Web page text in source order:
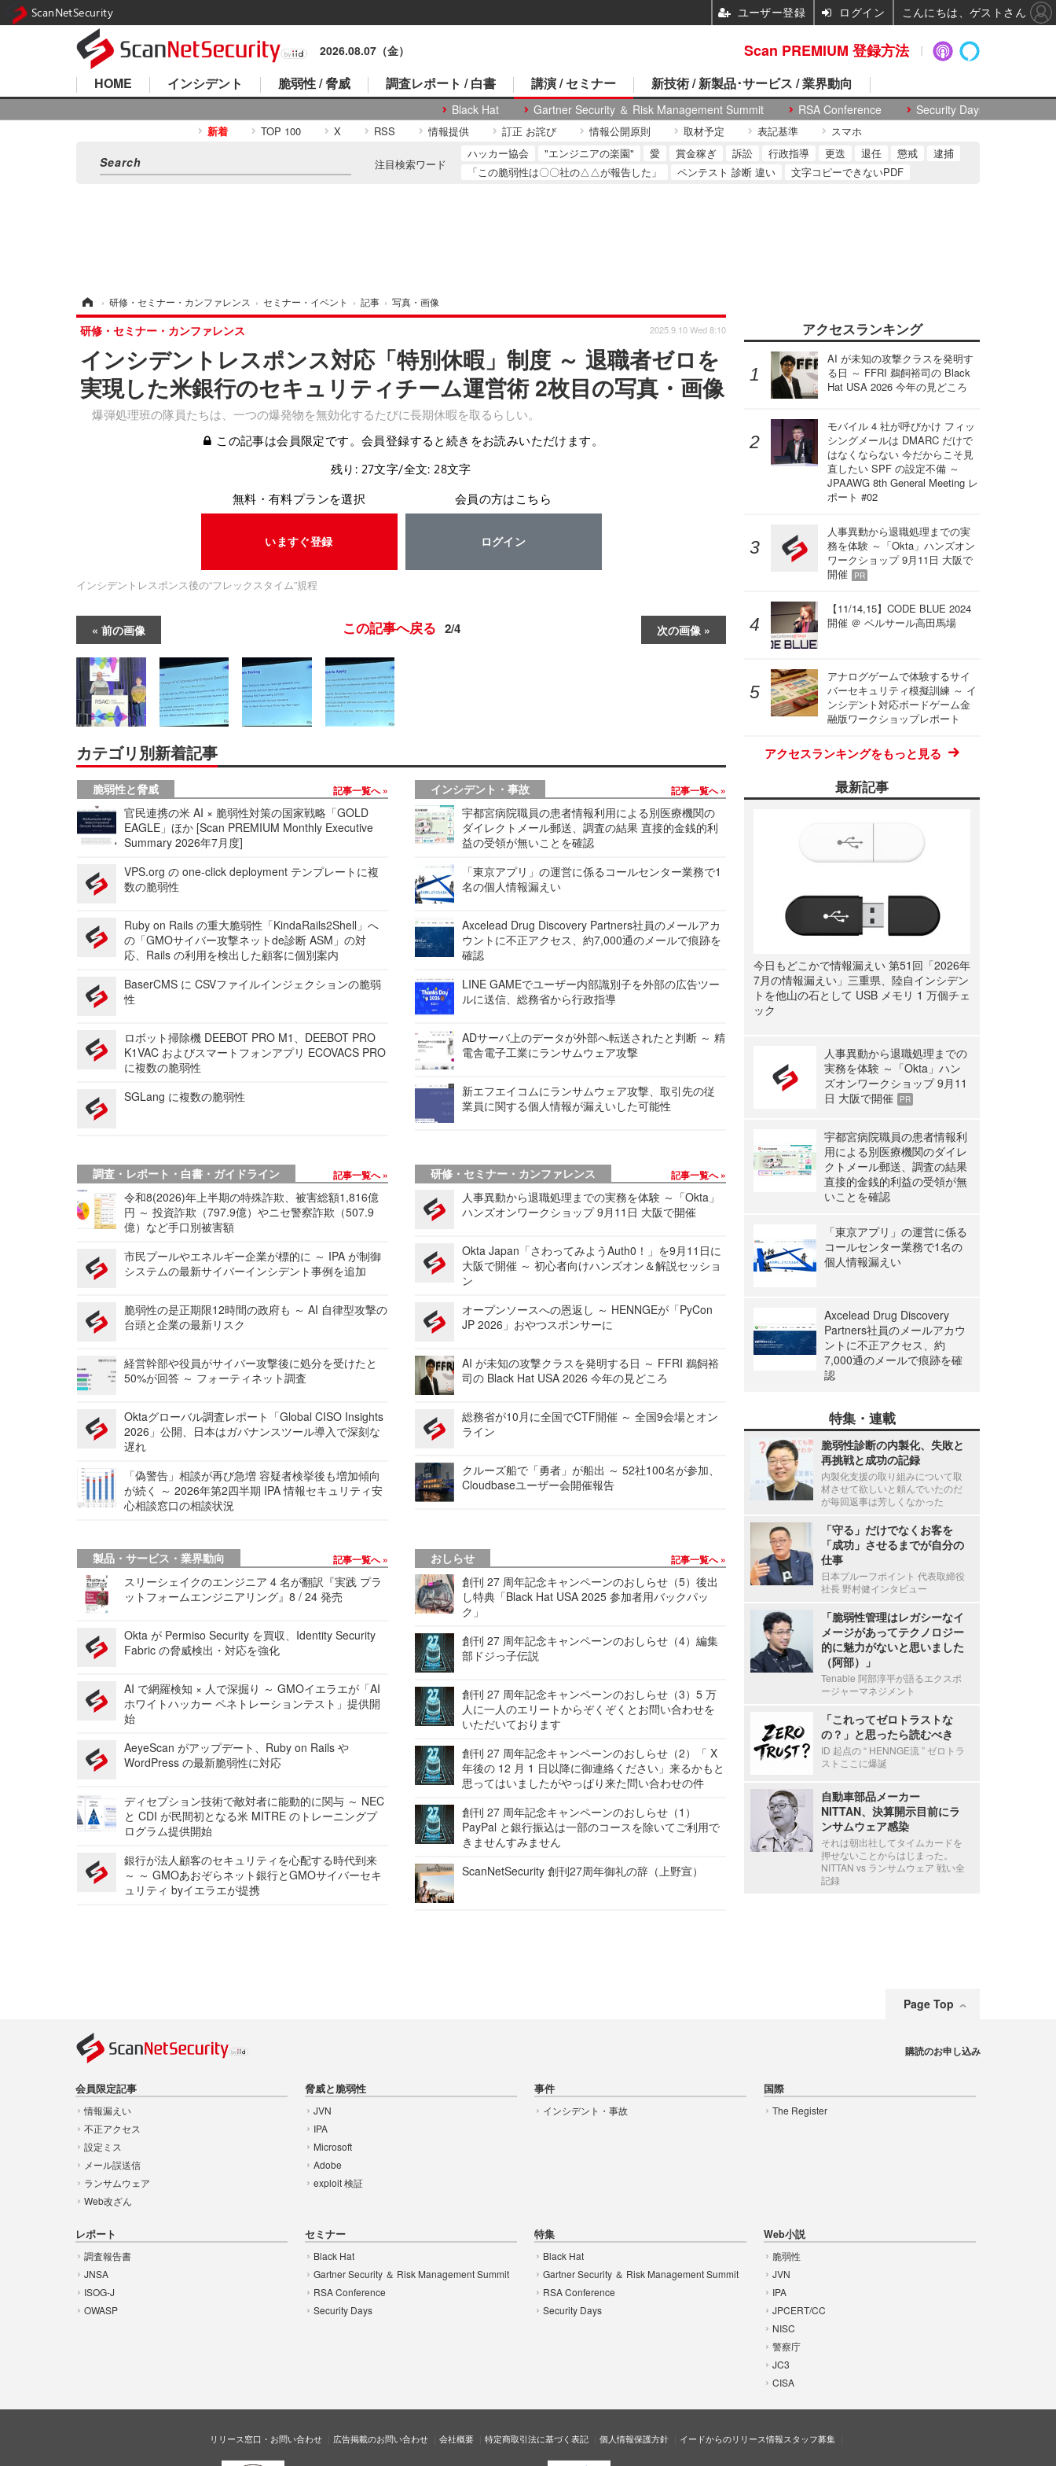
2026.08.07（金）
HOME インシデント 脆弱性 / 脅威 調査レポート / 白書 講演 / セミナー
Black Hat Gartner Security ＆ Risk Management Summit RSA Conference Security Days
新技術 / 新製品･サービス / 業界動向
新着 TOP 100 X RSS 情報提供 訂正 お詫び 情報公開原則 取材予定 表記基準 スマホ
注目検索ワード
ハッカー協会 "エンジニアの楽園" 愛 賞金稼ぎ 訴訟 行政指導 更迭 退任 懲戒
逮捕
「この脆弱性は〇〇社の△△が報告した」
ペンテスト 診断 違い 文字コピーできないPDF
› 研修・セミナー・カンファレンス › セミナー・イベント › 記事 › 写真・画像
インシデントレスポンス対応「特別休暇」制度 ～ 退職者ゼロを
実現した米銀行のセキュリティチーム運営術 2枚目の写真・画像
爆弾処理班の隊員たちは、一つの爆発物を無効化するたびに長期休暇を取るらしい。
研修・セミナー・カンファレンス 2025.9.10 Wed 8:10
この記事は会員限定です。会員登録すると続きをお読みいただけます。
残り: 27文字/全文: 28文字
無料・有料プランを選択
いますぐ登録
会員の方はこちら
ログイン
インシデントレスポンス後の“フレックスタイム”規程
前の画像 次の画像
この記事へ戻る 2/4
カテゴリ別新着記事
脆弱性と脅威 記事一覧へ
官民連携の米 AI × 脆弱性対策の国家戦略「GOLD
EAGLE」ほか [Scan PREMIUM Monthly Executive
Summary 2026年7月度]
VPS.org の one-click deployment テンプレートに複
数の脆弱性
Ruby on Rails の重大脆弱性「KindaRails2Shell」へ
の「GMOサイバー攻撃ネットde診断 ASM」の対
応、Rails の利用を検出した顧客に個別案内
BaserCMS に CSVファイルインジェクションの脆弱
性
ロボット掃除機 DEEBOT PRO M1、DEEBOT PRO
K1VAC およびスマートフォンアプリ ECOVACS PRO
に複数の脆弱性
SGLang に複数の脆弱性
インシデント・事故 記事一覧へ
宇都宮病院職員の患者情報利用による別医療機関の
ダイレクトメール郵送、調査の結果 直接的金銭的利
益の受領が無いことを確認
「東京アプリ」の運営に係るコールセンター業務で1
名の個人情報漏えい
Axcelead Drug Discovery Partners社員のメールアカ
ウントに不正アクセス、約7,000通のメールで痕跡を
確認
LINE GAMEでユーザー内部識別子を外部の広告ツー
ルに送信、総務省から行政指導
ADサーバ上のデータが外部へ転送されたと判断 ～ 精
電舎電子工業にランサムウェア攻撃
新エフエイコムにランサムウェア攻撃、取引先の従
業員に関する個人情報が漏えいした可能性
調査・レポート・白書・ガイドライン 記事一覧へ
令和8(2026)年上半期の特殊詐欺、被害総額1,816億
円 ～ 投資詐欺（797.9億）やニセ警察詐欺（507.9
億）など手口別被害額
市民プールやエネルギー企業が標的に ～ IPA が制御
システムの最新サイバーインシデント事例を追加
脆弱性の是正期限12時間の政府も ～ AI 自律型攻撃の
台頭と企業の最新リスク
経営幹部や役員がサイバー攻撃後に処分を受けたと
50%が回答 ～ フォーティネット調査
Oktaグローバル調査レポート「Global CISO Insights
2026」公開、日本はガバナンスツール導入で深刻な
遅れ
「偽警告」相談が再び急増 容疑者検挙後も増加傾向
が続く ～ 2026年第2四半期 IPA 情報セキュリティ安
心相談窓口の相談状況
研修・セミナー・カンファレンス 記事一覧へ
人事異動から退職処理までの実務を体験 ～「Okta」
ハンズオンワークショップ 9月11日 大阪で開催
Okta Japan「さわってみようAuth0！」を9月11日に
大阪で開催 ～ 初心者向けハンズオン＆解説セッショ
ン
オープンソースへの恩返し ～ HENNGEが「PyCon
JP 2026」おやつスポンサーに
AI が未知の攻撃クラスを発明する日 ～ FFRI 鵜飼裕
司の Black Hat USA 2026 今年の見どころ
総務省が10月に全国でCTF開催 ～ 全国9会場とオン
ライン
クルーズ船で「勇者」が船出 ～ 52社100名が参加、
Cloudbaseユーザー会開催報告
製品・サービス・業界動向 記事一覧へ
スリーシェイクのエンジニア 4 名が翻訳『実践 プラ
ットフォームエンジニアリング』8 / 24 発売
Okta が Permiso Security を買収、Identity Security
Fabric の脅威検出・対応を強化
AI で網羅検知 × 人で深掘り ～ GMOイエラエが「AI
ホワイトハッカー ペネトレーションテスト」提供開
始
AeyeScan がアップデート、Ruby on Rails や
WordPress の最新脆弱性に対応
ディセプション技術で敵対者に能動的に関与 ～ NEC
と CDI が民間初となる米 MITRE のトレーニングプ
ログラム提供開始
銀行が法人顧客のセキュリティを心配する時代到来
～ ～ GMOあおぞらネット銀行とGMOサイバーセキ
ュリティ byイエラエが提携
おしらせ 記事一覧へ
創刊 27 周年記念キャンペーンのおしらせ（5）後出
し特典「Black Hat USA 2025 参加者用バックパッ
ク」
創刊 27 周年記念キャンペーンのおしらせ（4）編集
部ドジっ子伝説
創刊 27 周年記念キャンペーンのおしらせ（3）5 万
人に一人のエリートからぞくぞくとお問い合わせを
いただいております
創刊 27 周年記念キャンペーンのおしらせ（2）「 X
年後の 12 月 1 日以降に御連絡ください」来るかもと
思ってはいましたがやっぱり来た問い合わせの件
創刊 27 周年記念キャンペーンのおしらせ（1）
PayPal と銀行振込は一部のコースを除いてご利用で
きませんすみません
ScanNetSecurity 創刊27周年御礼の辞（上野宣）
アクセスランキング
AI が未知の攻撃クラスを発明す
る日 ～ FFRI 鵜飼裕司の Black
Hat USA 2026 今年の見どころ
モバイル 4 社が呼びかけ フィッ
シングメールは DMARC だけで
はなくならない 今だからこそ見
直したい SPF の設定不備 ～
JPAAWG 8th General Meeting レ
ポート #02
人事異動から退職処理までの実
務を体験 ～「Okta」ハンズオン
ワークショップ 9月11日 大阪で
開催
PR
【11/14,15】CODE BLUE 2024
開催 ＠ ベルサール高田馬場
アナログゲームで体験するサイ
バーセキュリティ模擬訓練 ～ イ
ンシデント対応ボードゲーム金
融版ワークショップレポート
アクセスランキングをもっと見る
最新記事
今日もどこかで情報漏えい 第51回「2026年
7月の情報漏えい」三重県、陸自インシデン
トを他山の石として USB メモリ 1 万個チェ
ック
人事異動から退職処理までの
実務を体験 ～「Okta」ハン
ズオンワークショップ 9月11
日 大阪で開催
PR
宇都宮病院職員の患者情報利
用による別医療機関のダイレ
クトメール郵送、調査の結果
直接的金銭的利益の受領が無
いことを確認
「東京アプリ」の運営に係る
コールセンター業務で1名の
個人情報漏えい
Axcelead Drug Discovery
Partners社員のメールアカウ
ントに不正アクセス、約
7,000通のメールで痕跡を確
認
特集・連載
脆弱性診断の内製化、失敗と
再挑戦と成功の記録
内製化支援の取り組みについて取
材させて欲しいと頼んでいたのだ
が毎回返事は芳しくなかった
「守る」だけでなくお客を
「成功」させるまでが自分の
仕事
日本プルーフポイント 代表取締役
社長 野村健インタビュー
「脆弱性管理はレガシーなイ
メージがあってテクノロジー
的に魅力がないと思いました
（阿部）」
Tenable 阿部淳平が語るエクスポ
ージャーマネジメント
「これってゼロトラストな
の？」と思ったら読むべき
ID 起点の “ HENNGE流 ” ゼロトラ
ストここに爆誕
自動車部品メーカー
NITTAN、決算開示目前にラ
ンサムウェア感染
それは朝出社してタイムカードを
押せないことからはじまった。
NITTAN vs ランサムウェア 戦い全
記録
Page Top
会員限定記事
情報漏えい
不正アクセス
設定ミス
メール誤送信
ランサムウェア
Web改ざん
脅威と脆弱性
JVN
IPA
Microsoft
Adobe
exploit 検証
事件
インシデント・事故
国際
The Register
レポート
調査報告書
JNSA
ISOG-J
OWASP
セミナー
Black Hat
Gartner Security ＆ Risk Management Summit
RSA Conference
Security Days
特集
Black Hat
Gartner Security ＆ Risk Management Summit
RSA Conference
Security Days
Web小説
脆弱性
JVN
IPA
JPCERT/CC
NISC
警察庁
JC3
CISA
購読のお申し込み
リリース窓口・お問い合わせ 広告掲載のお問い合わせ 会社概要 特定商取引法に基づく表記 個人情報保護方針 イードからのリリース情報スタッフ募集
Scan PREMIUM 登録方法
ScanNetSecurity ユーザー登録 ログイン こんにちは、ゲストさん